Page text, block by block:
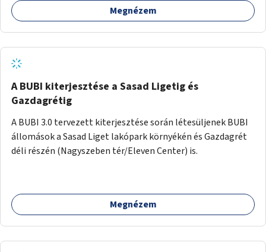
barátságosabbá és zöldebbé lehetne tenni a megállókat.
Megnézem
A BUBI kiterjesztése a Sasad Ligetig és
Gazdagrétig
A BUBI 3.0 tervezett kiterjesztése során létesüljenek BUBI
állomások a Sasad Liget lakópark környékén és Gazdagrét
déli részén (Nagyszeben tér/Eleven Center) is.
Megnézem